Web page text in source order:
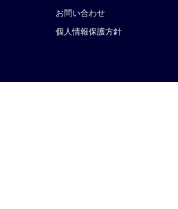
お問い合わせ
個人情報保護方針